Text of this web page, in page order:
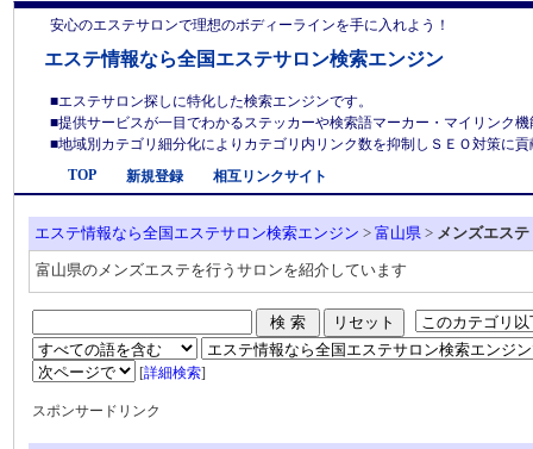
安心のエステサロンで理想のボディーラインを手に入れよう！
エステ情報なら全国エステサロン検索エンジン
■エステサロン探しに特化した検索エンジンです。
■提供サービスが一目でわかるステッカーや検索語マーカー・マイリンク
■地域別カテゴリ細分化によりカテゴリ内リンク数を抑制しＳＥＯ対策に
TOP
新規登録 相互リンクサイト
エステ情報なら全国エステサロン検索エンジン > 富山県 > メンズエステ
富山県のメンズエステを行うサロンを紹介しています
[詳細検索]
スポンサードリンク